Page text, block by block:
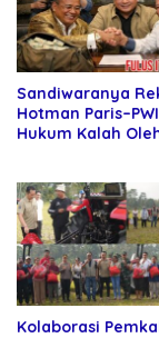
Sandiwaranya
Hotman
Hukum Kalah
Kolaborasi